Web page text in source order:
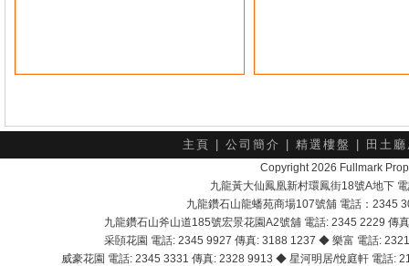
主頁 公司簡介 精選樓盤 田土
Copyright 2026 Fullmark
九龍黃大仙鳳凰新村環鳳街18號A地下
九龍鑽石山龍蟠苑商場107號舖 電話：2345
九龍鑽石山斧山道185號宏景花園A2號舖 電話: 2345 2229
采頣花園 電話: 2345 9927 傳真: 3188 1237 ◆ 樂富 電話:
威豪花園 電話: 2345 3331 傳真: 2328 9913 ◆ 星河明居/悅庭軒 電話